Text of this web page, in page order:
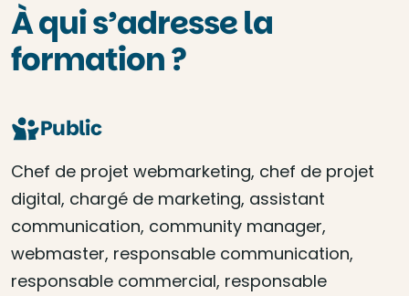
À qui s’adresse la
formation ?
Public
Chef de projet webmarketing, chef de projet
digital, chargé de marketing, assistant
communication, community manager,
webmaster, responsable communication,
responsable commercial, responsable